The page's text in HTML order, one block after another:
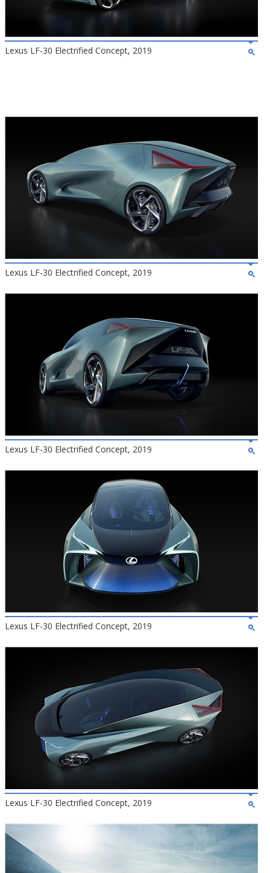
Lexus LF-30 Electrified Concept, 2019
Lexus LF-30 Electrified Concept, 2019
Lexus LF-30 Electrified Concept, 2019
Lexus LF-30 Electrified Concept, 2019
Lexus LF-30 Electrified Concept, 2019